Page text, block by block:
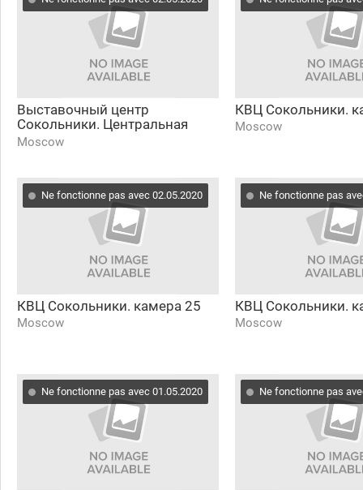
Выставочный центр
Сокольники. Центральная
аллея
Moscow
КВЦ Сокольники.
Moscow
Ne fonctionne pas avec 02.05.2020
КВЦ Сокольники. камера 25
Moscow
Ne fonctionne pas
КВЦ Сокольники.
Moscow
Ne fonctionne pas avec 01.05.2020 Ne fonctionne pas